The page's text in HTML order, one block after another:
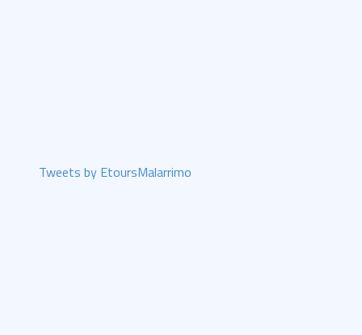
Tweets by EtoursMalarrimo